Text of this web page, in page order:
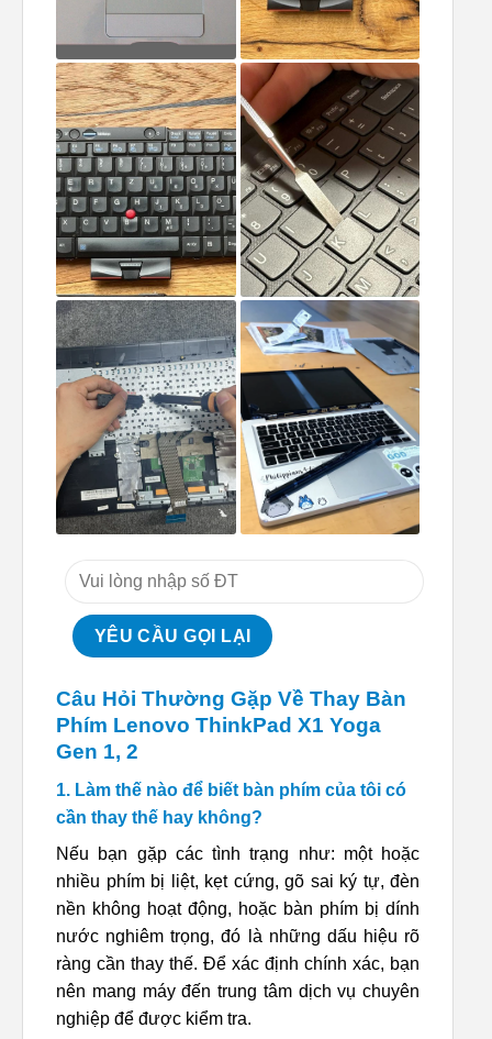
Câu Hỏi Thường Gặp Về Thay Bàn
Phím Lenovo ThinkPad X1 Yoga
Gen 1, 2
1. Làm thế nào để biết bàn phím của tôi có
cần thay thế hay không?
Nếu bạn gặp các tình trạng như: một hoặc
nhiều phím bị liệt, kẹt cứng, gõ sai ký tự, đèn
nền không hoạt động, hoặc bàn phím bị dính
nước nghiêm trọng, đó là những dấu hiệu rõ
ràng cần thay thế. Để xác định chính xác, bạn
nên mang máy đến trung tâm dịch vụ chuyên
nghiệp để được kiểm tra.